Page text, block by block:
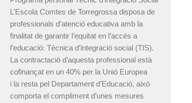
L’Escola Comtes de Torregrossa disposa de
professionals d’atenció educativa amb la
finalitat de garantir l’equitat en l’accés a
l’educació: Tècnica d’integració social (TIS).
La contractació d’aquesta professional està
cofinançat en un 40% per la Unió Europea
i la resta pel Departament d’Educació, això
comporta el compliment d’unes mesures